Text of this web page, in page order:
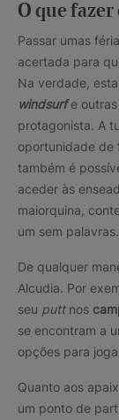
O que
Passar umas
acertada para
Na verdade,
windsurfe
protagonista. A
oportunidade de
também é
aceder às
maiorquina,
um sem palavras.
De qualquer
Alcudia. Por
seu puttnos
se encontram a
opções para
Quanto aos
um ponto de